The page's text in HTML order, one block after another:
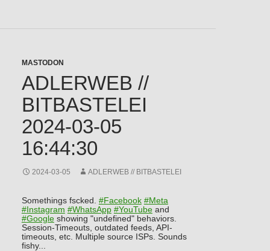
MASTODON
ADLERWEB //
BITBASTELEI
2024-03-05
16:44:30
2024-03-05 ADLERWEB // BITBASTELEI
Somethings fscked. #Facebook #Meta
#Instagram #WhatsApp #YouTubeand
#Googleshowing "undefined" behaviors.
Session-Timeouts, outdated feeds, API-
timeouts, etc. Multiple source ISPs. Sounds
fishy...